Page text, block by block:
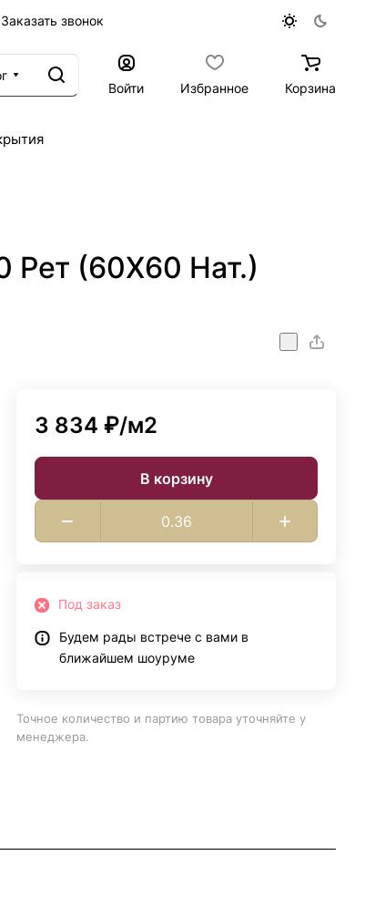
Заказать звонок
Войти
Избранное Корзина
(60X60 Нат.)
3 834 ₽/м2
В корзину
Под заказ
Будем рады встрече с вами в
ближайшем шоуруме
Точное количество и партию товара уточняйте у
менеджера.